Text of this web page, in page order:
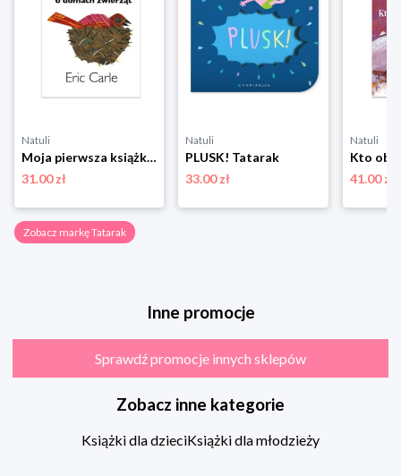
Natuli
Moja pierwsza książka o domach zwierząt Tatarak
31.00 zł
Natuli
PLUSK! Tatarak
33.00 zł
Natuli
41.00 zł
Zobacz markę Tatarak
Inne promocje
Sprawdź promocje innych sklepów
Zobacz inne kategorie
Książki dla dzieciKsiążki dla młodzieży